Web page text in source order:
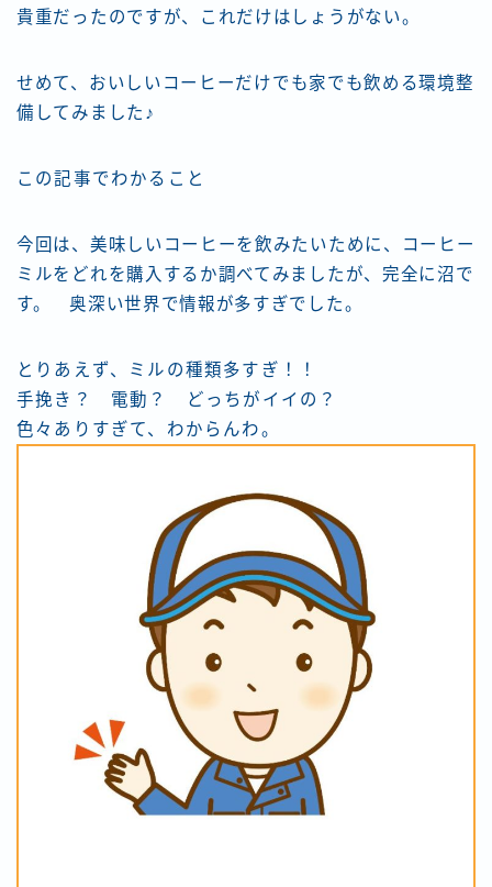
貴重だったのですが、これだけはしょうがない。
せめて、 おいしいコーヒーだけでも家でも飲める環境整
備 してみました♪
この記事でわかること
今回は、美味しいコーヒーを飲みたいために、コーヒー
ミルをどれを購入するか調べてみましたが、完全に沼で
す。 奥深い世界で情報が多すぎでした。
とりあえず、ミルの種類多すぎ！！
手挽き？ 電動？ どっちがイイの？
色々ありすぎて、わからんわ。